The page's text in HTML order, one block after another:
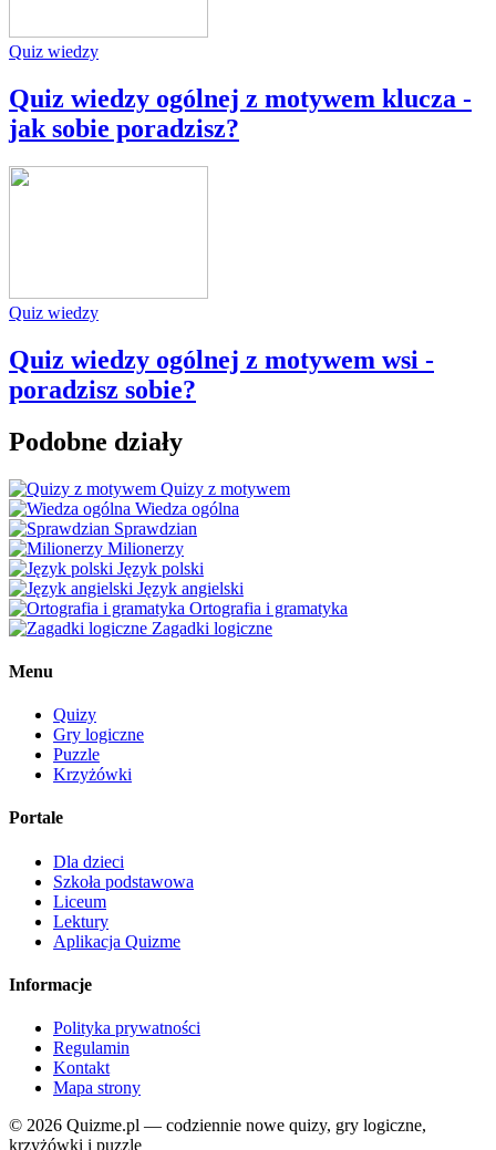
Quiz wiedzy
Quiz wiedzy ogólnej z motywem klucza -
jak sobie poradzisz?
Quiz wiedzy
Quiz wiedzy ogólnej z motywem wsi -
poradzisz sobie?
Podobne działy
Quizy z motywem
Wiedza ogólna
Sprawdzian
Milionerzy
Język polski
Język angielski
Ortografia i gramatyka
Zagadki logiczne
Menu
Quizy
Gry logiczne
Puzzle
Krzyżówki
Portale
Dla dzieci
Szkoła podstawowa
Liceum
Lektury
Aplikacja Quizme
Informacje
Polityka prywatności
Regulamin
Kontakt
Mapa strony
© 2026 Quizme.pl — codziennie nowe quizy, gry logiczne,
krzyżówki i puzzle